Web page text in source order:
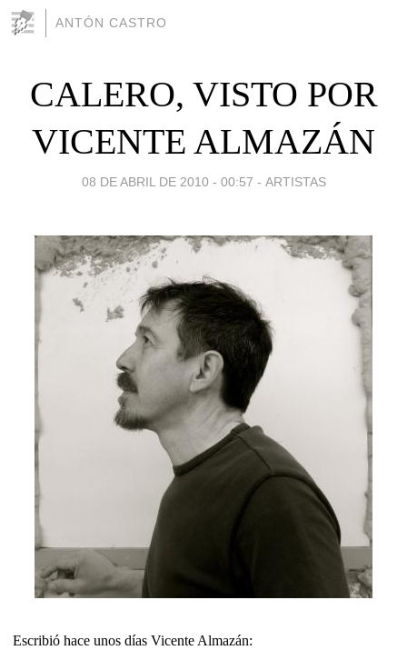
ANTÓN CASTRO
CALERO, VISTO POR
VICENTE ALMAZÁN
08 DE ABRIL DE 2010 - 00:57 - ARTISTAS
Escribió hace unos días Vicente Almazán: